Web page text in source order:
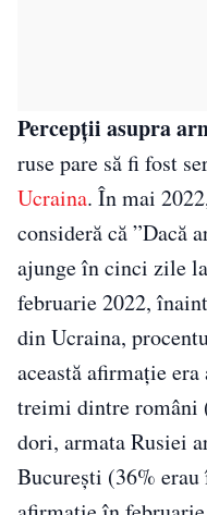
Percepții asupra
ruse pare să fi fost
Ucraina. În mai
consideră că ”Dacă
ajunge în cinci zile
februarie 2022,
din Ucraina,
această afirmație
treimi dintre români
dori, armata Rusiei
București (36% erau